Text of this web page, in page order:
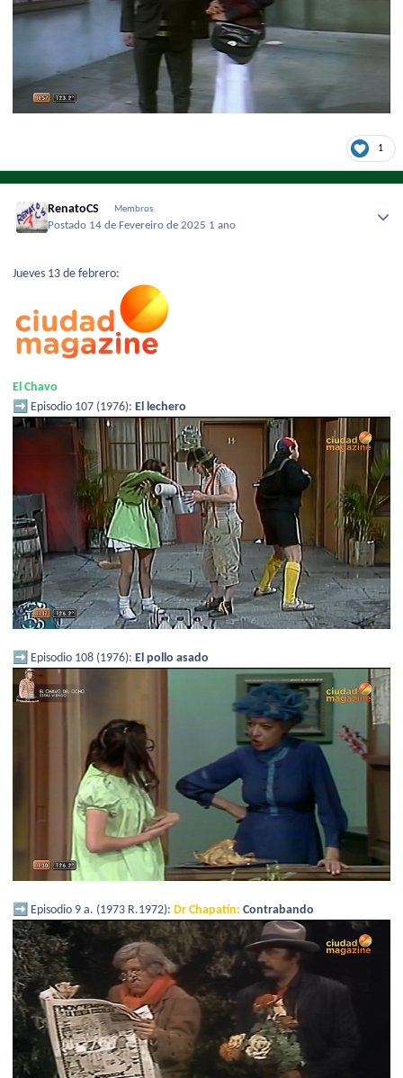
1
RenatoCS Membros
Postado 14 de Fevereiro de 2025 1 ano
Jueves 13 de febrero:
El Chavo
➡️ Episodio 107 (1976): El lechero
➡️ Episodio 108 (1976): El pollo asado
➡️ Episodio 9 a. (1973 R.1972): Dr Chapatín: Contrabando